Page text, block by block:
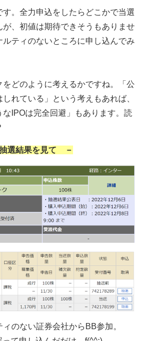
す。全力申込をしたらどこかで当選
が、初値は期待できそうもありませ
ルティのないところに申し込んでみ
どのように考えるかですね。「公
れている」という考えもあれば、
なIPOは完全回避」もあります。読
選結果を見て －
のない証券会社からBB参加。